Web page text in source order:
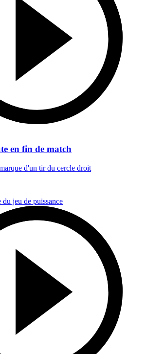
en fin de match
d'un tir du cercle droit